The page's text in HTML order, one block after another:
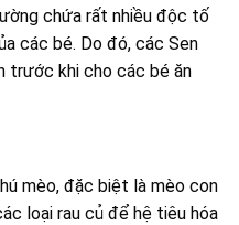
chứa rất nhiều độc tố
các bé. Do đó, các Sen
trước khi cho các bé ăn
mèo, đặc biệt là mèo con
loại rau củ để hệ tiêu hóa